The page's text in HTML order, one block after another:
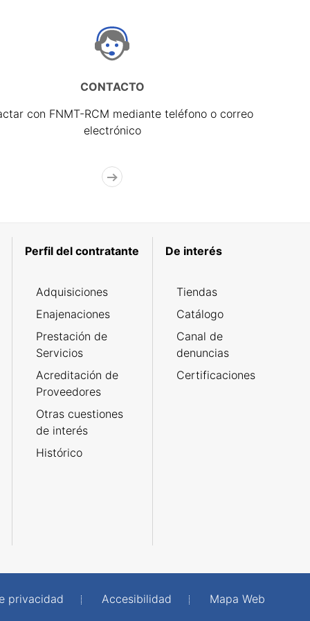
CONTACTO
con FNMT-RCM mediante teléfono o correo
electrónico
Perfil del contratante
Adquisiciones
Enajenaciones
Prestación de
Servicios
Acreditación de
Proveedores
Otras cuestiones
de interés
Histórico
De interés
Tiendas
Catálogo
Canal de
denuncias
Certificaciones
privacidad Accesibilidad
Mapa Web